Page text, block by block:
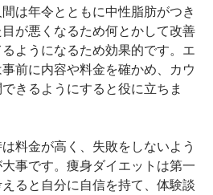
は年令とともに中性脂肪がつき
が悪くなるため何とかして改善
ようになるため効果的です。エ
前に内容や料金を確かめ、カウ
きるようにすると役に立ちま
料金が高く、失敗をしないよう
事です。痩身ダイエットは第一
ると自分に自信を持て、体験談